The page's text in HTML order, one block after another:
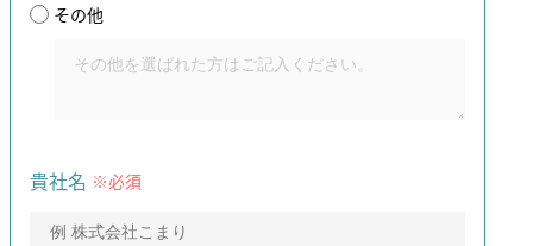
その他
貴社名 ※必須